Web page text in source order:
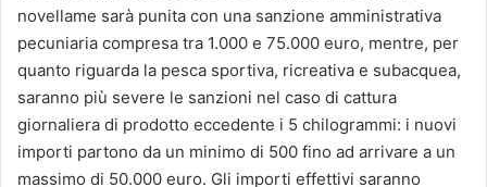
novellame sarà punita con una sanzione amministrativa
pecuniaria compresa tra 1.000 e 75.000 euro, mentre, per
quanto riguarda la pesca sportiva, ricreativa e subacquea,
saranno più severe le sanzioni nel caso di cattura
giornaliera di prodotto eccedente i 5 chilogrammi: i nuovi
importi partono da un minimo di 500 fino ad arrivare a un
massimo di 50.000 euro. Gli importi effettivi saranno